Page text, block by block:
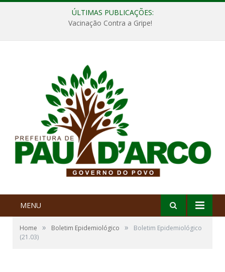
ÚLTIMAS PUBLICAÇÕES:
Vacinação Contra a Gripe!
MENU
Home » Boletim Epidemiológico »
Boletim Epidemiológico
(21.03)